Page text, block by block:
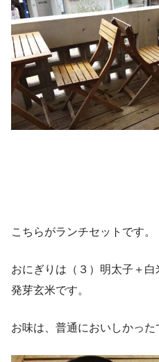
こちらがランチセットです。
おにぎりは（３）明太子＋
発芽玄米です。
お味は、普通においしかった